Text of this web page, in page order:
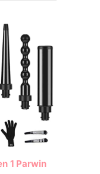
1 Parwin